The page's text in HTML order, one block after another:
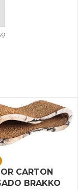
CARTON
BRAKKO